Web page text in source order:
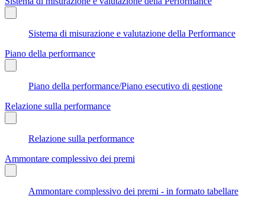
Sistema di misurazione e valutazione della Performance
Piano della performance
Piano della performance/Piano esecutivo di gestione
Relazione sulla performance
Relazione sulla performance
Ammontare complessivo dei premi
Ammontare complessivo dei premi - in formato tabellare